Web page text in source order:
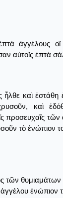
ἀγγέλους
αὐτοῖς ἑπτὰ
ἦλθε καὶ ἐστάθη
καὶ
προσευχαῖς
τὸ ἐνώπιον
τῶν θυμιαμάτων
ἀγγέλου ἐνώπιον